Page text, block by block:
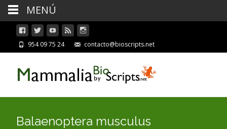
954 09 75 24 contacto@bioscripts.net
Balaenoptera musculus
MENÚ